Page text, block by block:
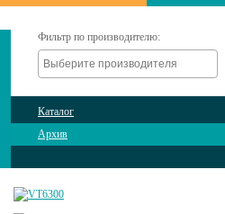
Фильтр по производителю:
Каталог
Архив